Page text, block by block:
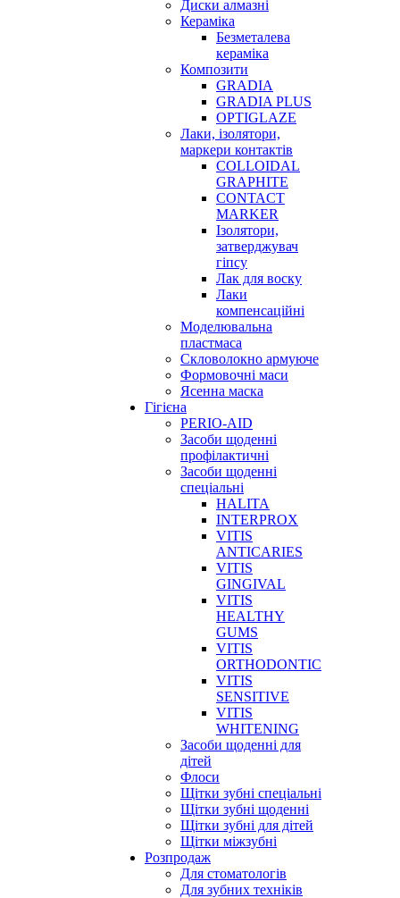
Диски алмазні
Кераміка
Безметалева
кераміка
Композити
GRADIA
GRADIA PLUS
OPTIGLAZE
Лаки, ізолятори,
маркери контактів
COLLOIDAL
GRAPHITE
CONTACT
MARKER
Ізолятори,
затверджувач
гіпсу
Лак для воску
Лаки
компенсаційні
Моделювальна
пластмаса
Скловолокно армуюче
Формовочні маси
Ясенна маска
Гігієна
PERIO-AID
Засоби щоденні
профілактичні
Засоби щоденні
спеціальні
HALITA
INTERPROX
VITIS
ANTICARIES
VITIS
GINGIVAL
VITIS
HEALTHY
GUMS
VITIS
ORTHODONTIC
VITIS
SENSITIVE
VITIS
WHITENING
Засоби щоденні для
дітей
Флоси
Щітки зубні спеціальні
Щітки зубні щоденні
Щітки зубні для дітей
Щітки міжзубні
Розпродаж
Для стоматологів
Для зубних техніків